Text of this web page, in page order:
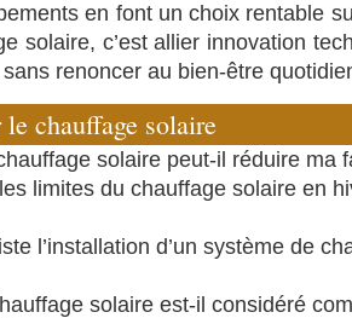
en font un choix rentable
solaire, c’est allier innovation
renoncer au bien-être
chauffage solaire
solaire peut-il réduire ma
limites du chauffage solaire en
l’installation d’un système de
solaire est-il considéré